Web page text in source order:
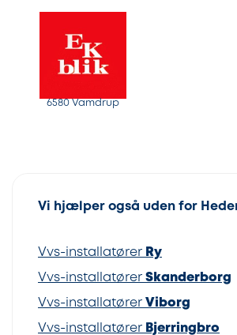
6580 Vamdrup
Vi hjælper også uden for
Vvs-installatører Ry
Vvs-installatører Skanderborg
Vvs-installatører Viborg
Vvs-installatører Bjerringbro